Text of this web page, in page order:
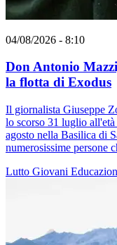
04/08/2026 - 8:10
Don Antonio
la flotta di Exodus
Il giornalista Giuseppe
lo scorso 31 luglio
agosto nella Basilica di
numerosissime persone
Lutto Giovani